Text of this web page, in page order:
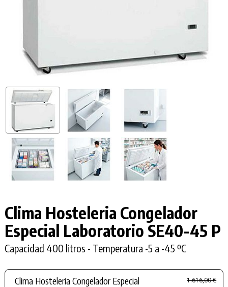
Clima Hosteleria Congelador
Especial Laboratorio SE40-45 P
Capacidad 400 litros - Temperatura -5 a -45 ºC
Clima Hosteleria Congelador Especial
1.616,00 €